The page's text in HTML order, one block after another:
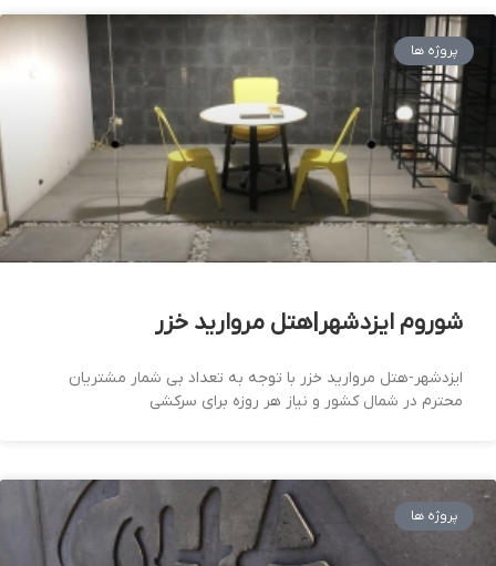
پروژه ها
شوروم ایزدشهر|هتل مروارید خزر
ایزدشهر-هتل مروارید خزر با توجه به تعداد بی شمار مشتریان
محترم در شمال کشور و نیاز هر روزه برای سرکشی
پروژه ها